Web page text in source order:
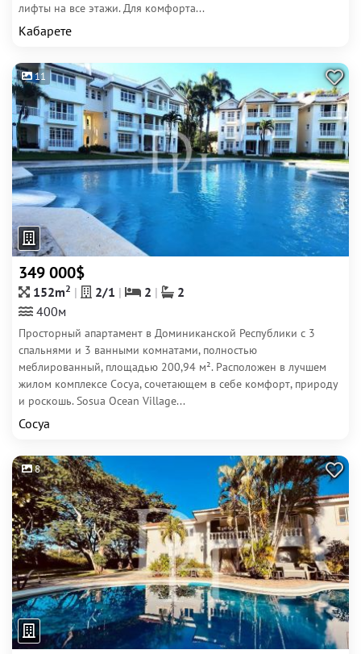
лифты на все этажи. Для комфорта...
Кабарете
11
349 000$
152m2 2/1 2
2
400м
Просторный апартамент в Доминиканской Республики с 3
спальнями и 3 ванными комнатами, полностью
меблированный, площадью 200,94 м². Расположен в лучшем
жилом комплексе Сосуа, сочетающем в себе комфорт, природу
и роскошь. Sosua Ocean Village...
Сосуа
8